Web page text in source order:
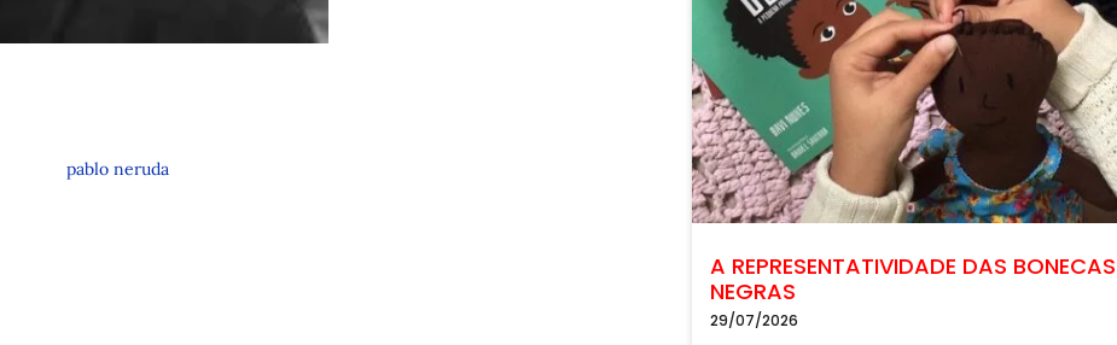
pablo neruda
A REPRESENTATIVIDADE DAS BONECAS
NEGRAS
29/07/2026